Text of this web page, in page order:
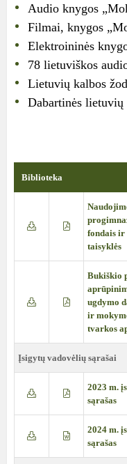
Audio knygos
Filmai, knygos
Elektroininės
78 lietuviškos
Lietuvių kalbos
Dabartinės lietuvių
Biblioteka
fondais ir
taisyklės
Bukiškio
ugdymo
ir
tvarkos
Įsigytų vadovėlių sąrašai
2023 m.
sąrašas
2024 m.
sąrašas